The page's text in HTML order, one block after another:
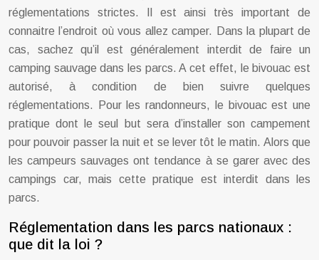
réglementations strictes. Il est ainsi très important de
connaitre l’endroit où vous allez camper. Dans la plupart de
cas, sachez qu’il est généralement interdit de faire un
camping sauvage dans les parcs. A cet effet, le bivouac est
autorisé, à condition de bien suivre quelques
réglementations. Pour les randonneurs, le bivouac est une
pratique dont le seul but sera d’installer son campement
pour pouvoir passer la nuit et se lever tôt le matin. Alors que
les campeurs sauvages ont tendance à se garer avec des
campings car, mais cette pratique est interdit dans les
parcs.
Réglementation dans les parcs nationaux :
que dit la loi ?